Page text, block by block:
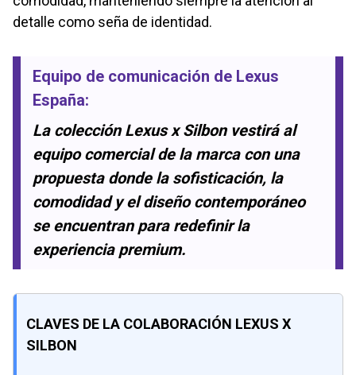
detalle como seña de identidad.
Equipo de comunicación de Lexus
España:
La colección Lexus x Silbon vestirá al
equipo comercial de la marca con una
propuesta donde la sofisticación, la
comodidad y el diseño contemporáneo
se encuentran para redefinir la
experiencia premium.
CLAVES DE LA COLABORACIÓN LEXUS X
SILBON